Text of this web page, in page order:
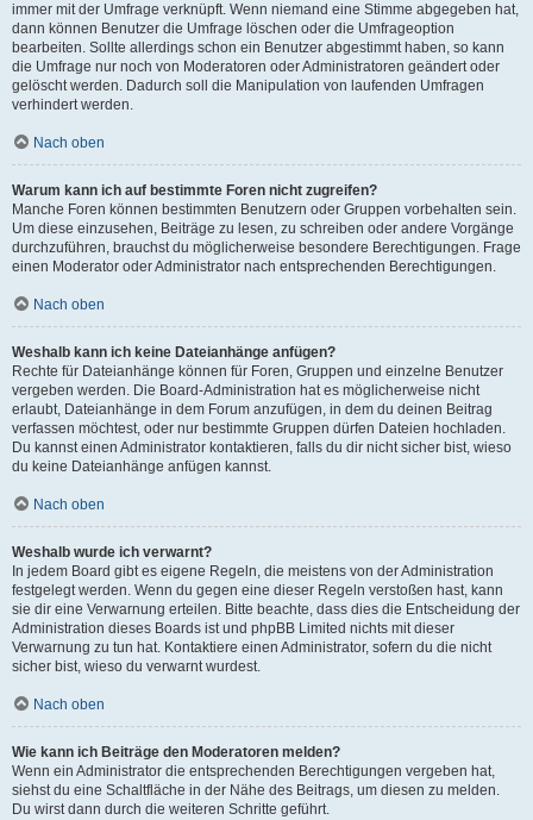
immer mit der Umfrage verknüpft. Wenn niemand eine Stimme abgegeben hat,
dann können Benutzer die Umfrage löschen oder die Umfrageoption
bearbeiten. Sollte allerdings schon ein Benutzer abgestimmt haben, so kann
die Umfrage nur noch von Moderatoren oder Administratoren geändert oder
gelöscht werden. Dadurch soll die Manipulation von laufenden Umfragen
verhindert werden.
Nach oben
Warum kann ich auf bestimmte Foren nicht zugreifen?
Manche Foren können bestimmten Benutzern oder Gruppen vorbehalten sein.
Um diese einzusehen, Beiträge zu lesen, zu schreiben oder andere Vorgänge
durchzuführen, brauchst du möglicherweise besondere Berechtigungen. Frage
einen Moderator oder Administrator nach entsprechenden Berechtigungen.
Nach oben
Weshalb kann ich keine Dateianhänge anfügen?
Rechte für Dateianhänge können für Foren, Gruppen und einzelne Benutzer
vergeben werden. Die Board-Administration hat es möglicherweise nicht
erlaubt, Dateianhänge in dem Forum anzufügen, in dem du deinen Beitrag
verfassen möchtest, oder nur bestimmte Gruppen dürfen Dateien hochladen.
Du kannst einen Administrator kontaktieren, falls du dir nicht sicher bist, wieso
du keine Dateianhänge anfügen kannst.
Nach oben
Weshalb wurde ich verwarnt?
In jedem Board gibt es eigene Regeln, die meistens von der Administration
festgelegt werden. Wenn du gegen eine dieser Regeln verstoßen hast, kann
sie dir eine Verwarnung erteilen. Bitte beachte, dass dies die Entscheidung der
Administration dieses Boards ist und phpBB Limited nichts mit dieser
Verwarnung zu tun hat. Kontaktiere einen Administrator, sofern du die nicht
sicher bist, wieso du verwarnt wurdest.
Nach oben
Wie kann ich Beiträge den Moderatoren melden?
Wenn ein Administrator die entsprechenden Berechtigungen vergeben hat,
siehst du eine Schaltfläche in der Nähe des Beitrags, um diesen zu melden.
Du wirst dann durch die weiteren Schritte geführt.